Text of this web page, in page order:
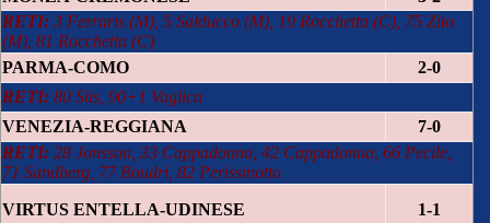
RETI: 3 Ferraris (M), 5 Salducco (M), 19 Rocchetta (C), 75 Zito
(M), 81 Rocchetta (C)
PARMA-COMO
2-0
RETI: 80 Sits, 90+1 Vaglica
VENEZIA-REGGIANA
7-0
RETI: 28 Jonsson, 33 Cappadonna, 42 Cappadonna, 66 Pecile,
71 Sandberg, 77 Boudri, 82 Perissinotto
VIRTUS ENTELLA-UDINESE
1-1